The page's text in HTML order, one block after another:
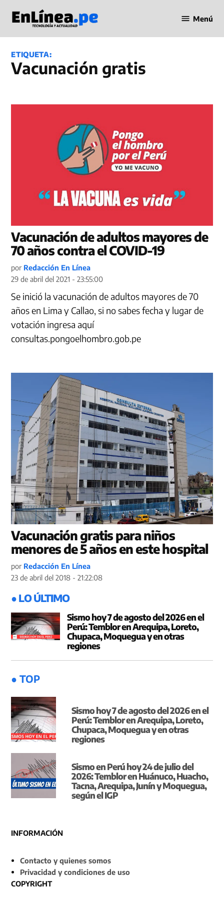
contenido
en Línea
Menú
ETIQUETA:
vacunación gratis
Vacunación de adultos mayores de
70 años contra el COVID-19
por Redacción En Línea
29 de abril del 2021 - 23:55:00
Se inició la vacunación de adultos mayores de 70
años en Lima y Callao, si no sabes fecha y lugar de
votación ingresa aquí
consultas.pongoelhombro.gob.pe
Vacunación gratis para niños
menores de 5 años en este hospital
por Redacción En Línea
23 de abril del 2018 - 21:22:08
● LO ÚLTIMO
Sismo hoy 7 de agosto del 2026 en el
Perú: Temblor en Arequipa, Loreto,
Chupaca, Moquegua y en otras
regiones
● TOP
Sismo hoy 7 de agosto del 2026 en el
Perú: Temblor en Arequipa, Loreto,
Chupaca, Moquegua y en otras
regiones
Sismo en Perú hoy 24 de julio del
2026: Temblor en Huánuco, Huacho,
Tacna, Arequipa, Junín y Moquegua,
según el IGP
INFORMACIÓN
Contacto y quienes somos
Privacidad y condiciones de uso
COPYRIGHT